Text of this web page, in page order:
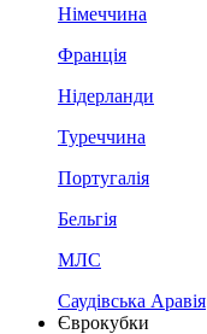
Німеччина
Франція
Нідерланди
Туреччина
Португалія
Бельгія
МЛС
Саудівська Аравія
Єврокубки